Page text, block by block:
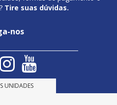
Tire suas dúvidas.
nos
UNIDADES